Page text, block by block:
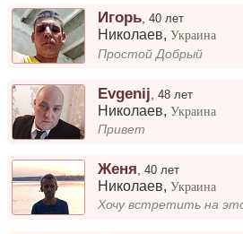
Игорь,40 лет
Николаев,Украина
Простой Добрый
Evgenij ,48 лет
Николаев,Украина
Привет
Женя,40 лет
Николаев,Украина